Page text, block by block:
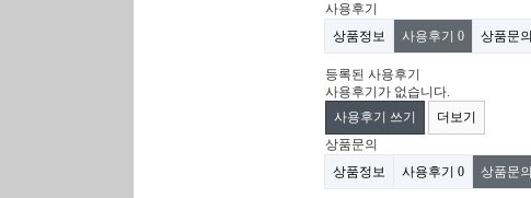
사용후기
상품정보
사용후기 0 상품문의
등록된 사용후기
사용후기가 없습니다.
사용후기 쓰기
더보기
상품문의
상품정보
사용후기 0 상품문의